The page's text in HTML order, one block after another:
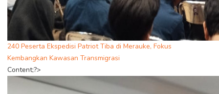
240 Peserta Ekspedisi Patriot Tiba di Merauke, Fokus
Kembangkan Kawasan Transmigrasi
Content;?>